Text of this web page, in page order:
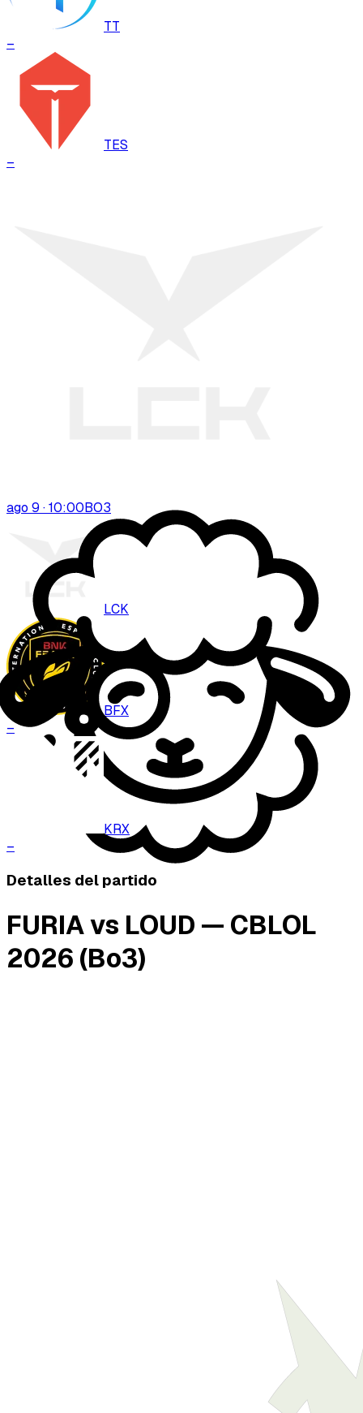
TT
–
TES
–
ago 9 · 10:00BO3
LCK
BFX
–
KRX
–
Detalles del partido
FURIA vs LOUD — CBLOL
2026 (Bo3)